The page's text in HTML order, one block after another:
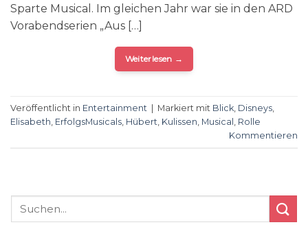
Sparte Musical. Im gleichen Jahr war sie in den ARD
Vorabendserien „Aus […]
Weiterlesen →
Veröffentlicht in Entertainment | Markiert mit Blick Disneys
Elisabeth ErfolgsMusicals Hübert Kulissen Musical Rolle
Kommentieren